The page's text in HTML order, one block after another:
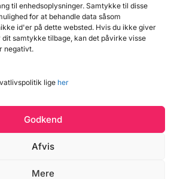
til enhedsoplysninger. Samtykke til disse
for at behandle data såsom
id'er på dette websted. Hvis du ikke giver
samtykke tilbage, kan det påvirke visse
negativt.
lige her
Godkend
Afvis
Mere